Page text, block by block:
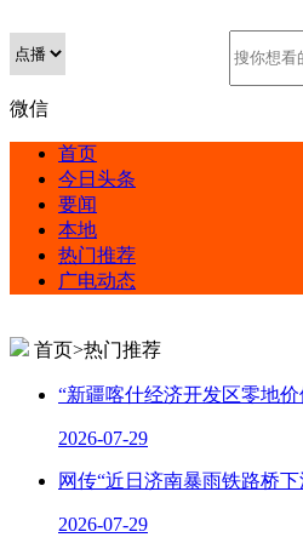
微信
首页
今日头条
要闻
本地
热门推荐
广电动态
首页>热门推荐
“新疆喀什经济开发区零地价
2026-07-29
网传“近日济南暴雨铁路桥下
2026-07-29